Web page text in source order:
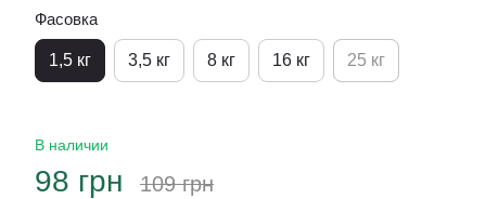
Фасовка
1,5 кг 3,5 кг 8 кг 16 кг 25 кг
В наличии
98 грн 109 грн